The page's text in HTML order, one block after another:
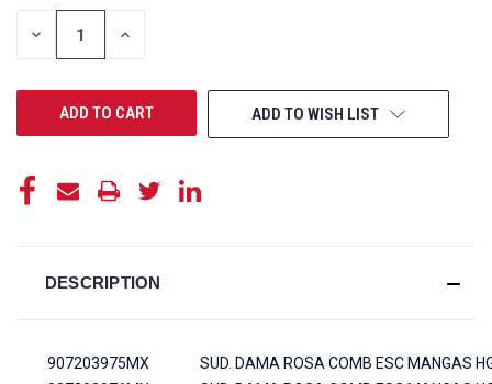
STOCK:
DECREASE INCREASE
ADD TO WISH LIST
DESCRIPTION
907203975MX
SUD. DAMA ROSA COMB ESC MANGAS